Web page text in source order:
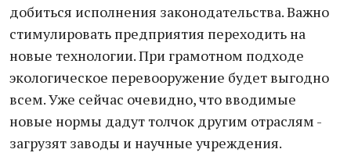
добиться исполнения законодательства. Важно
стимулировать предприятия переходить на
новые технологии. При грамотном подходе
экологическое перевооружение будет выгодно
всем. Уже сейчас очевидно, что вводимые
новые нормы дадут толчок другим отраслям -
загрузят заводы и научные учреждения.